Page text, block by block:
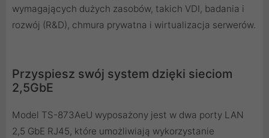
wymagających dużych zasobów, takich VDI, badania i
rozwój (R&D), chmura prywatna i wirtualizacja serwerów.
Przyspiesz swój system dzięki sieciom
2,5GbE
Model TS-873AeU wyposażony jest w dwa porty LAN
2,5 GbE RJ45, które umożliwiają wykorzystanie